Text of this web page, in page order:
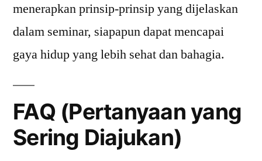
menerapkan prinsip-prinsip yang dijelaskan
dalam seminar, siapapun dapat mencapai
gaya hidup yang lebih sehat dan bahagia.
FAQ (Pertanyaan yang
Sering Diajukan)